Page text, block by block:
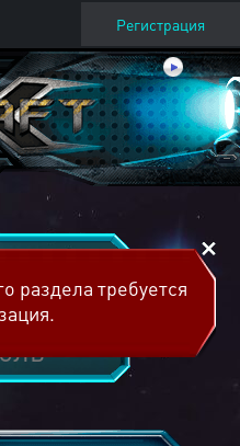
Регистрация
раздела требуется